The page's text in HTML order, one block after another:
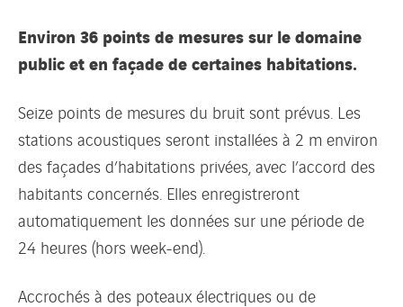
Environ 36 points de mesures sur le domaine
public et en façade de certaines habitations.
Seize points de mesures du bruit sont prévus. Les
stations acoustiques seront installées à 2 m environ
des façades d’habitations privées, avec l’accord des
habitants concernés. Elles enregistreront
automatiquement les données sur une période de
24 heures (hors week-end).
Accrochés à des poteaux électriques ou de